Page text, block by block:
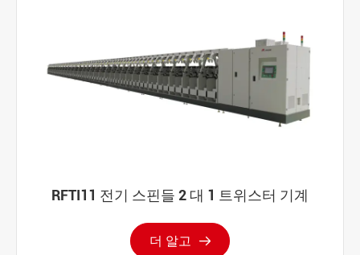
RFTI11 전기 스핀들 2 대 1 트위스터 기계
더 알고 